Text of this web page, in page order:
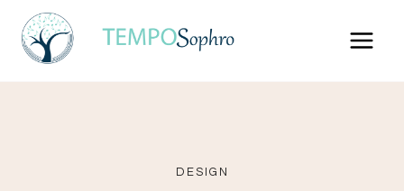
Aller
contenu
DESIGN